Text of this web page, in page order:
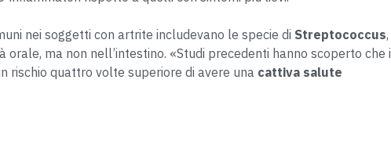
nei soggetti con artrite includevano le specie di Streptococcus,
ma non nell’intestino. «Studi precedenti hanno scoperto che i
rischio quattro volte superiore di avere una cattiva salute